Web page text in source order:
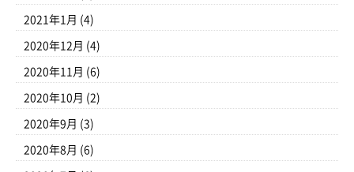
2021年1月 (4)
2020年12月 (4)
2020年11月 (6)
2020年10月 (2)
2020年9月 (3)
2020年8月 (6)